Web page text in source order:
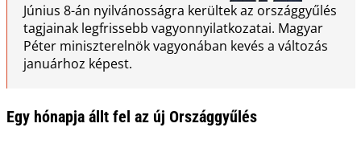
Június 8-án nyilvánosságra kerültek az országgyűlés
tagjainak legfrissebb vagyonnyilatkozatai. Magyar
Péter miniszterelnök vagyonában kevés a változás
januárhoz képest.
Egy hónapja állt fel az új Országgyűlés